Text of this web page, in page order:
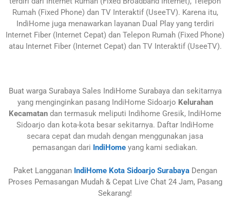
Rumah (Fixed Phone) dan TV Interaktif (UseeTV). Karena itu,
IndiHome juga menawarkan layanan Dual Play yang terdiri
Internet Fiber (Internet Cepat) dan Telepon Rumah (Fixed Phone)
atau Internet Fiber (Internet Cepat) dan TV Interaktif (UseeTV).
Buat warga Surabaya Sales IndiHome Surabaya dan sekitarnya
yang menginginkan pasang IndiHome Sidoarjo Kelurahan
Kecamatan dan termasuk meliputi Indihome Gresik, IndiHome
Sidoarjo dan kota-kota besar sekitarnya. Daftar IndiHome
secara cepat dan mudah dengan menggunakan jasa
pemasangan dari IndiHome yang kami sediakan.
Paket Langganan IndiHome Kota Sidoarjo SurabayaDengan
Proses Pemasangan Mudah & Cepat Live Chat 24 Jam, Pasang
Sekarang!